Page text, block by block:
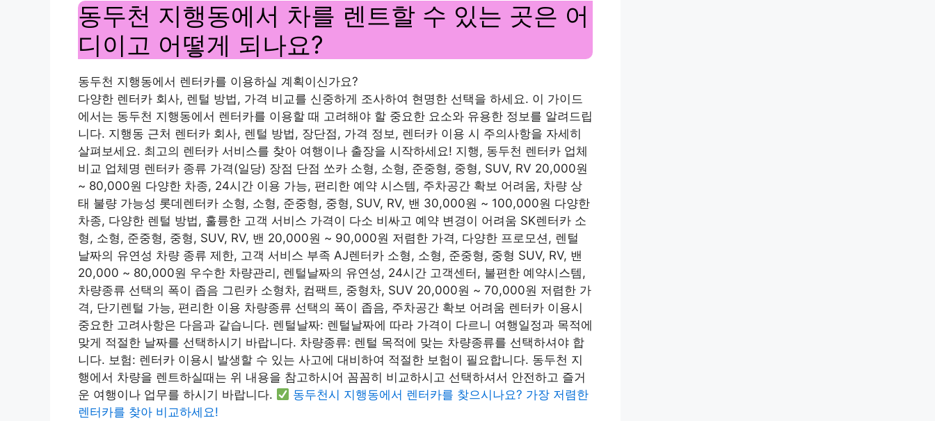
동두천 지행동에서 차를 렌트할 수 있는 곳은 어
디이고 어떻게 되나요?
동두천 지행동에서 렌터카를 이용하실 계획이신가요?
다양한 렌터카 회사, 렌털 방법, 가격 비교를 신중하게 조사하여 현명한 선택을 하세요. 이 가이드
에서는 동두천 지행동에서 렌터카를 이용할 때 고려해야 할 중요한 요소와 유용한 정보를 알려드립
니다. 지행동 근처 렌터카 회사, 렌털 방법, 장단점, 가격 정보, 렌터카 이용 시 주의사항을 자세히
살펴보세요. 최고의 렌터카 서비스를 찾아 여행이나 출장을 시작하세요! 지행, 동두천 렌터카 업체
비교 업체명 렌터카 종류 가격(일당) 장점 단점 쏘카 소형, 소형, 준중형, 중형, SUV, RV 20,000원 ​​
~ 80,000원 ​​다양한 차종, 24시간 이용 가능, 편리한 예약 시스템, 주차공간 확보 어려움, 차량 상
태 불량 가능성 롯데렌터카 소형, 소형, 준중형, 중형, SUV, RV, 밴 30,000원 ​​~ 100,000원 ​​다양한
차종, 다양한 렌털 방법, 훌륭한 고객 서비스 가격이 다소 비싸고 예약 변경이 어려움 SK렌터카 소
형, 소형, 준중형, 중형, SUV, RV, 밴 20,000원 ​​~ 90,000원 ​​저렴한 가격, 다양한 프로모션, 렌털
날짜의 유연성 차량 종류 제한, 고객 서비스 부족 AJ렌터카 소형, 소형, 준중형, 중형 SUV, RV, 밴
20,000 ~ 80,000원 ​​우수한 차량관리, 렌털날짜의 유연성, 24시간 고객센터, 불편한 예약시스템,
차량종류 선택의 폭이 좁음 그린카 소형차, 컴팩트, 중형차, SUV 20,000원 ​​~ 70,000원 ​​저렴한 가
격, 단기렌털 가능, 편리한 이용 차량종류 선택의 폭이 좁음, 주차공간 확보 어려움 렌터카 이용시
중요한 고려사항은 다음과 같습니다. 렌털날짜: 렌털날짜에 따라 가격이 다르니 여행일정과 목적에
맞게 적절한 날짜를 선택하시기 바랍니다. 차량종류: 렌털 목적에 맞는 차량종류를 선택하셔야 합
니다. 보험: 렌터카 이용시 발생할 수 있는 사고에 대비하여 적절한 보험이 필요합니다. 동두천 지
행에서 차량을 렌트하실때는 위 내용을 참고하시어 꼼꼼히 비교하시고 선택하셔서 안전하고 즐거
운 여행이나 업무를 하시기 바랍니다.
동두천시 지행동에서 렌터카를 찾으시나요? 가장 저렴한
렌터카를 찾아 비교하세요!